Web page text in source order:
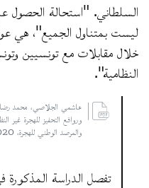
السلطاني. "استحالة الحصول
ليست بمتناول الجميع"، هي
خلال مقابلات مع تونسيين
النظامية".
هاشمي الجلاصي، محمد رضا
وروافع التحفيز للهجرة غير
والمرصد الوطني للهجرة، 2020.